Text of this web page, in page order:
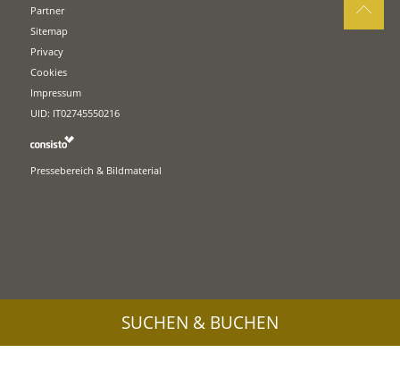
Partner
Sitemap
Privacy
Cookies
Impressum
UID: IT02745550216
Pressebereich & Bildmaterial
SUCHEN & BUCHEN